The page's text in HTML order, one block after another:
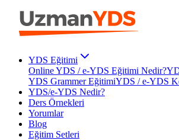
YDS Eğitimi
Online YDS / e-YDS Eğitimi Nedir?
YDS Grammer EğitimiYDS / e-YDS
YDS/e-YDS Nedir?
Ders Örnekleri
Yorumlar
Blog
Eğitim Setleri